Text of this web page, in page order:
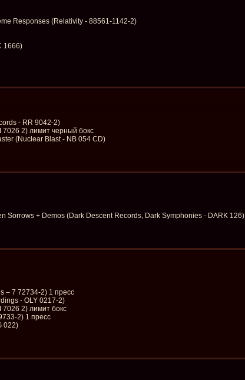
Responses (Relativity - 88561-1142-2)
1666)
- RR 9042-2)
7026 2) лимит черный бокс
(Nuclear Blast - NB 054 CD)
Sorrows + Demos (Dark Descent Records, Dark Symphonies - DARK 126)
– 7 72734-2) 1 пресс
- OLY 0217-2)
7026 2) лимит бокс
2) 1 пресс
022)